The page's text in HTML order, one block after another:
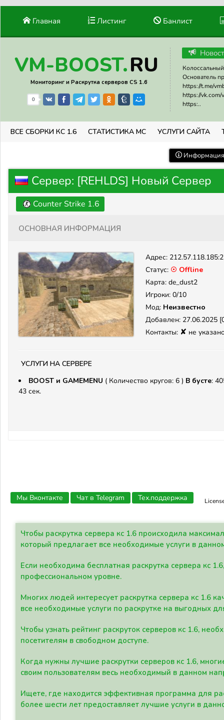
Главная Листинг Банлист
VM-BOOST.RU
Мониторинг и Раскрутка серверов CS 1.6
0
Основатель
https://t.me/
https://vk.com/
https:..
ВСЕ СБОРКИ КС 1.6 СТАТИСТИКА МС УСЛУГИ САЙТА
Сервер: [REHLDS] Новый Сервер
Counter Strike 1.6
Основная информация
Адрес:
Статус: ☉ Offline
Карта: de_dust2
Игроки: 0/10
Мод: Неизвестно
Добавлен: 27.06.2025
Контакты: ✘ не
Услуги на сервере
BOOST и GAMEMENU ( Количество кругов: 6 ) В бусте:
43 сек.
Мы Вконтакте Чат в Telegram Тех.поддержка
Чтобы раскрутка сервера кс 1.6 происходила
который предлагает все необходимые услуги в
Если необходима бесплатная раскрутка сервера кс
профессиональном уровне.
Многих людей интересует раскрутка сервера кс 1.6
все необходимые услуги по раскрутке на выгодных
Чтобы узнать рейтинг раскруток серверов кс 1.6,
посетителям в свободном доступе.
Когда нужны лучшие раскрутки серверов кс 1.6,
своим пользователям весь необходимый в данном
Ищете, где находится эффективная программа для
более шести лет предоставляет лучшие услуги в